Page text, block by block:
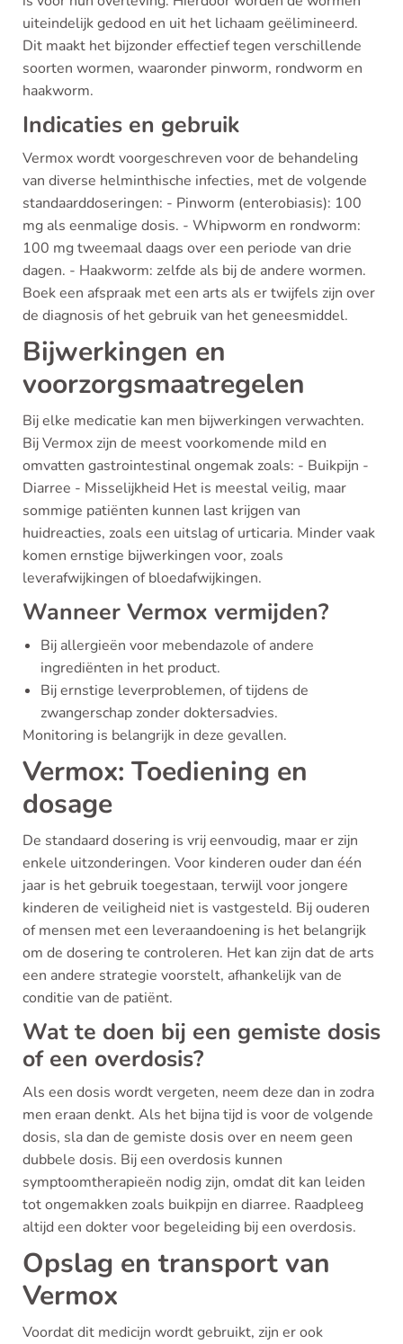
uiteindelijk gedood en uit het lichaam geëlimineerd.
Dit maakt het bijzonder effectief tegen verschillende
soorten wormen, waaronder pinworm, rondworm en
haakworm.
Indicaties en gebruik
Vermox wordt voorgeschreven voor de behandeling
van diverse helminthische infecties, met de volgende
standaarddoseringen: - Pinworm (enterobiasis): 100
mg als eenmalige dosis. - Whipworm en rondworm:
100 mg tweemaal daags over een periode van drie
dagen. - Haakworm: zelfde als bij de andere wormen.
Boek een afspraak met een arts als er twijfels zijn over
de diagnosis of het gebruik van het geneesmiddel.
Bijwerkingen en
voorzorgsmaatregelen
Bij elke medicatie kan men bijwerkingen verwachten.
Bij Vermox zijn de meest voorkomende mild en
omvatten gastrointestinal ongemak zoals: - Buikpijn -
Diarree - Misselijkheid Het is meestal veilig, maar
sommige patiënten kunnen last krijgen van
huidreacties, zoals een uitslag of urticaria. Minder vaak
komen ernstige bijwerkingen voor, zoals
leverafwijkingen of bloedafwijkingen.
Wanneer Vermox vermijden?
Bij allergieën voor mebendazole of andere
ingrediënten in het product.
Bij ernstige leverproblemen, of tijdens de
zwangerschap zonder doktersadvies.
Monitoring is belangrijk in deze gevallen.
Vermox: Toediening en
dosage
De standaard dosering is vrij eenvoudig, maar er zijn
enkele uitzonderingen. Voor kinderen ouder dan één
jaar is het gebruik toegestaan, terwijl voor jongere
kinderen de veiligheid niet is vastgesteld. Bij ouderen
of mensen met een leveraandoening is het belangrijk
om de dosering te controleren. Het kan zijn dat de arts
een andere strategie voorstelt, afhankelijk van de
conditie van de patiënt.
Wat te doen bij een gemiste dosis
of een overdosis?
Als een dosis wordt vergeten, neem deze dan in zodra
men eraan denkt. Als het bijna tijd is voor de volgende
dosis, sla dan de gemiste dosis over en neem geen
dubbele dosis. Bij een overdosis kunnen
symptoomtherapieën nodig zijn, omdat dit kan leiden
tot ongemakken zoals buikpijn en diarree. Raadpleeg
altijd een dokter voor begeleiding bij een overdosis.
Opslag en transport van
Vermox
Voordat dit medicijn wordt gebruikt, zijn er ook